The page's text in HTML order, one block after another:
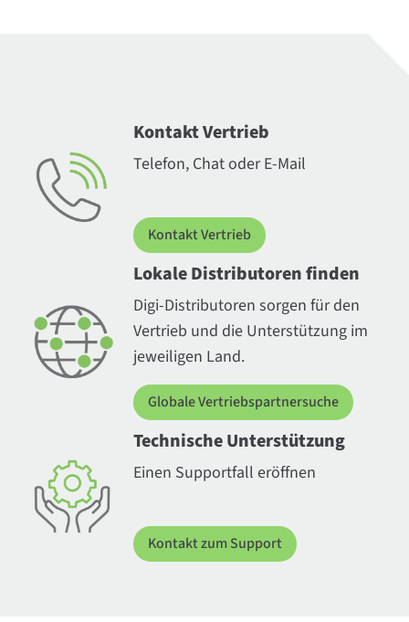
Kontakt Vertrieb
Telefon, Chat oder E-Mail
Kontakt Vertrieb
Lokale Distributoren finden
Digi-Distributoren sorgen für den
Vertrieb und die Unterstützung im
jeweiligen Land.
Globale Vertriebspartnersuche
Technische Unterstützung
Einen Supportfall eröffnen
Kontakt zum Support